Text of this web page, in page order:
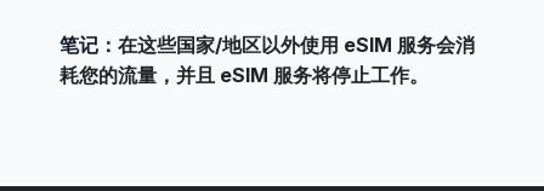
笔记： 在这些国家/地区以外使用 eSIM 服务会消
耗您的流量，并且 eSIM 服务将停止工作。